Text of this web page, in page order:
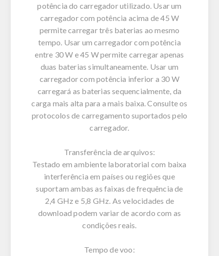
potência do carregador utilizado. Usar um
carregador com potência acima de 45 W
permite carregar três baterias ao mesmo
tempo. Usar um carregador com potência
entre 30 W e 45 W permite carregar apenas
duas baterias simultaneamente. Usar um
carregador com potência inferior a 30 W
carregará as baterias sequencialmente, da
carga mais alta para a mais baixa. Consulte os
protocolos de carregamento suportados pelo
carregador.
Transferência de arquivos:
Testado em ambiente laboratorial com baixa
interferência em países ou regiões que
suportam ambas as faixas de frequência de
2,4 GHz e 5,8 GHz. As velocidades de
download podem variar de acordo com as
condições reais.
Tempo de voo: